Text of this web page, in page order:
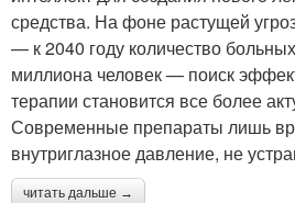
средства. На фоне растущей
— к 2040 году количество
миллиона человек — поиск
терапии становится все более
Современные препараты лишь
внутриглазное давление, не
читать дальше →